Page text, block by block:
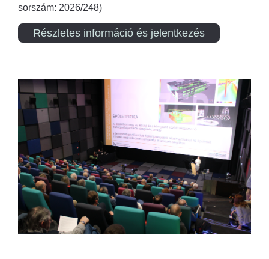
sorszám: 2026/248)
Részletes információ és jelentkezés